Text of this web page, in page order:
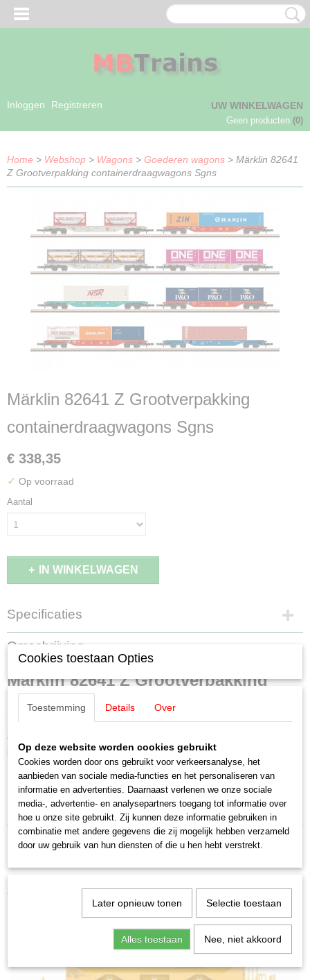
Inloggen Registreren UW WINKELWAGEN
Geen producten (0)
Home > Webshop > Wagons > Goederen wagons > Märklin 82641
Z Grootverpakking containerdraagwagons Sgns
Märklin 82641 Z Grootverpakking
containerdraagwagons Sgns
€ 338,35
✓ Op voorraad
Aantal
IN WINKELWAGEN
Specificaties
EAN code
4001883826417
82641
Nieuw
Omschrijving
Märklin 82641 Z Grootverpakking
containerdraagwagons Sgns
8 verschillende KLV-draagwagons Sgns 691 van verschillende
spoorwegmaatschappijen in de uitvoering van Periode VI.
Highlights
Wagon onderstellen vervaardigd uit met metaal gevulde kunststof.
Ook interessant
Cookies toestaan Opties
Toestemming Details Over
Op deze website worden cookies gebruikt
Cookies worden door ons gebruikt voor verkeersanalyse, het
aanbieden van sociale media-functies en het personaliseren van
informatie en advertenties. Daarnaast verlenen we onze sociale
media-, advertentie- en analysepartners toegang tot informatie over
hoe u onze site gebruikt. Zij kunnen deze informatie gebruiken in
combinatie met andere gegevens die zij mogelijk hebben verzameld
door uw gebruik van hun diensten of die u hen hebt verstrekt.
Later opnieuw tonen Selectie toestaan
Alles toestaan Nee, niet akkoord